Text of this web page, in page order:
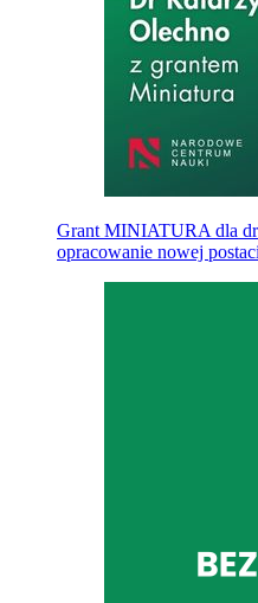
Grant MINIATURA dla
opracowanie nowej